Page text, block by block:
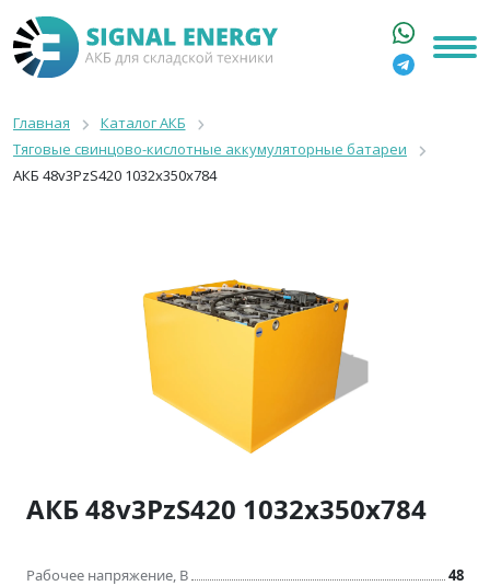
КАТАЛОГ
АРЕНДА АКБ
О КОМПАНИИ
+7 916 316 3333
8 800 550 44 77
info@signalenergy.ru
Главная
Каталог АКБ
Тяговые свинцово-кислотные аккумуляторные батареи
АКБ 48v3PzS420 1032x350x784
АКБ 48v3PzS420 1032x350x784
Рабочее напряжение, В
48